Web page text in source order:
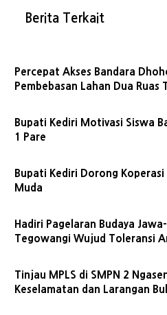
Berita Terkait
Percepat Akses Bandara
Pembebasan Lahan Dua Ruas
Bupati Kediri Motivasi Siswa
1 Pare
Bupati Kediri Dorong
Muda
Hadiri Pagelaran Budaya
Tegowangi Wujud Toleransi
Tinjau MPLS di SMPN 2
Keselamatan dan Larangan